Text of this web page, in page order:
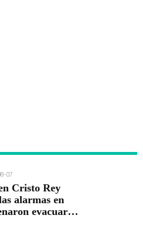
07
Cristo Rey
alarmas en
evacuar